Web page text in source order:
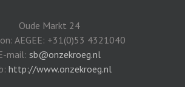
Oude Markt 24
AEGEE: +31(0)53 4321040
mail: sb@onzekroeg.nl
http://www.onzekroeg.nl